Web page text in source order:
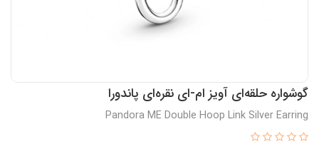
گوشواره حلقه‌ای آویز ام-ای نقره‌‌ای پاندورا
Pandora ME Double Hoop Link Silver Earring